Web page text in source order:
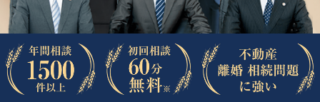
労働問題（解雇，残業等）
刑事弁護
交通事故
労働問題（解雇，残業等）
刑事弁護
交通事故